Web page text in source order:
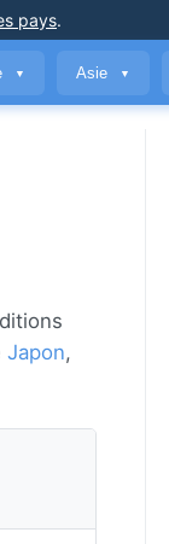
pays.
▼ Asie ▼
Japon,